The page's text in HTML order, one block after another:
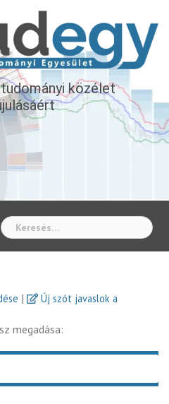
közélet
|
Új szót javaslok a
megadása: